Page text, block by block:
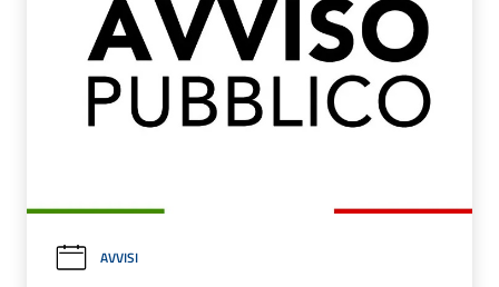
AVVISI